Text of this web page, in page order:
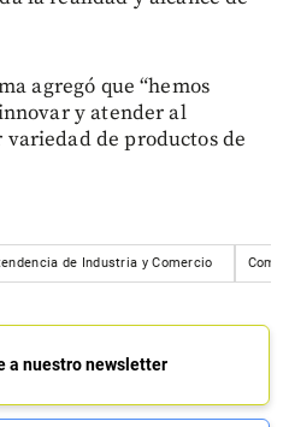
agregó que “hemos
y atender al
de productos de
de Industria y Comercio
a nuestro newsletter